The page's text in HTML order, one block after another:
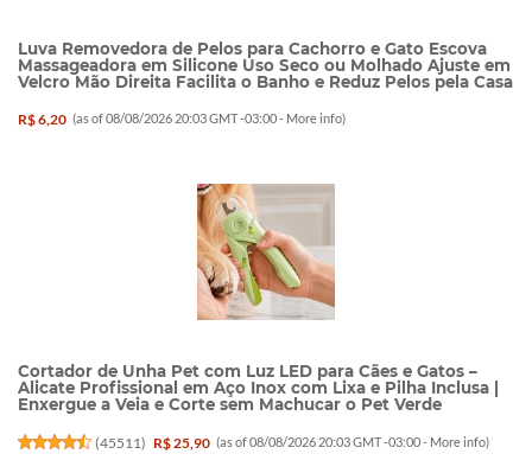
Luva Removedora de Pelos para Cachorro e Gato Escova
Massageadora em Silicone Uso Seco ou Molhado Ajuste em
Velcro Mão Direita Facilita o Banho e Reduz Pelos pela Casa
R$ 6,20 (as of 08/08/2026 20:03 GMT -03:00 - More info)
Cortador de Unha Pet com Luz LED para Cães e Gatos –
Alicate Profissional em Aço Inox com Lixa e Pilha Inclusa |
Enxergue a Veia e Corte sem Machucar o Pet Verde
(45511) R$ 25,90 (as of 08/08/2026 20:03 GMT -03:00 - More info)